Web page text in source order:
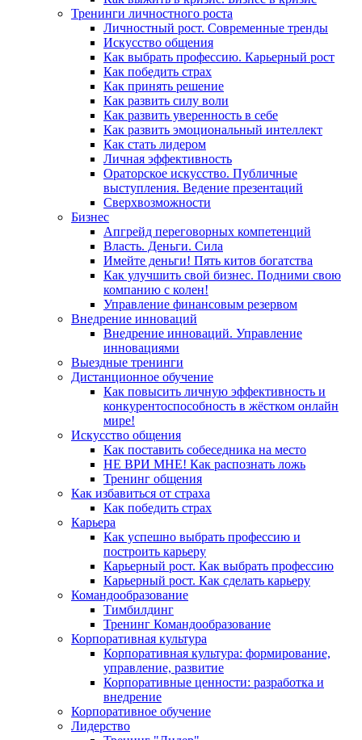
Тренинги личностного роста
Личностный рост. Современные тренды
Искусство общения
Как выбрать профессию. Карьерный рост
Как победить страх
Как принять решение
Как развить силу воли
Как развить уверенность в себе
Как развить эмоциональный интеллект
Как стать лидером
Личная эффективность
Ораторское искусство. Публичные
выступления. Ведение презентаций
Сверхвозможности
Бизнес
Апгрейд переговорных компетенций
Власть. Деньги. Сила
Имейте деньги! Пять китов богатства
Как улучшить свой бизнес. Подними свою
компанию с колен!
Управление финансовым резервом
Внедрение инноваций
Внедрение инноваций. Управление
инновациями
Выездные тренинги
Дистанционное обучение
Как повысить личную эффективность и
конкурентоспособность в жёстком онлайн
мире!
Искусство общения
Как поставить собеседника на место
НЕ ВРИ МНЕ! Как распознать ложь
Тренинг общения
Как избавиться от страха
Как победить страх
Карьера
Как успешно выбрать профессию и
построить карьеру
Карьерный рост. Как выбрать профессию
Карьерный рост. Как сделать карьеру
Командообразование
Тимбилдинг
Тренинг Командообразование
Корпоративная культура
Корпоративная культура: формирование,
управление, развитие
Корпоративные ценности: разработка и
внедрение
Корпоративное обучение
Лидерство